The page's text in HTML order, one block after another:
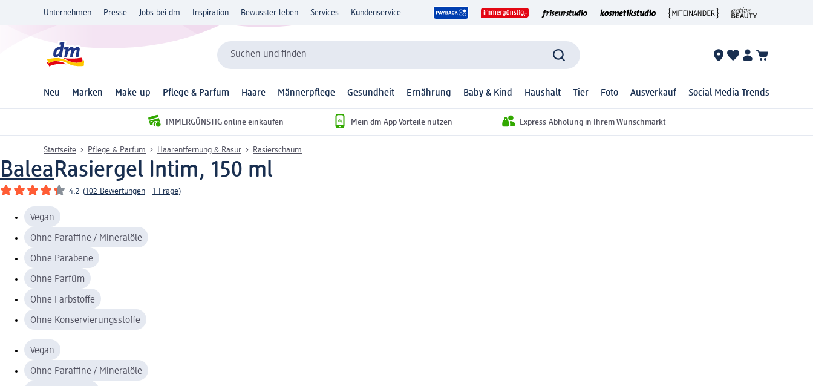
Unternehmen Presse Jobs bei dm Inspiration Bewusster leben Services Kundenservice
Suchen und finden
Neu Marken Make-up Pflege & Parfum Haare Männerpflege Gesundheit Ernährung Baby & Kind Haushalt Tier Foto Ausverkauf Social Media Trends
IMMERGÜNSTIG online einkaufen Mein dm-App Vorteile nutzen Express-Abholung in Ihrem Wunschmarkt
Startseite Pflege & Parfum Haarentfernung & Rasur Rasierschaum
BaleaRasiergel Intim, 150 ml
4.2 (102 Bewertungen 1 Frage)
Vegan
Ohne Paraffine / Mineralöle
Ohne Parabene
Ohne Parfüm
Ohne Farbstoffe
Ohne Konservierungsstoffe
Vegan
Ohne Paraffine / Mineralöle